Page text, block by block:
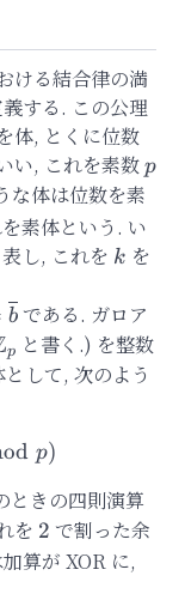
ける結合律の満
する. この公理
体, とくに位数
い, これを素数p
p
な体は位数を素
素体という. い
表し, これを k
k を
b である. ガロア
p
と書く.) を整数
して, 次のよう
p)
ときの四則演算
を 2
2 で割った余
算が XOR に,